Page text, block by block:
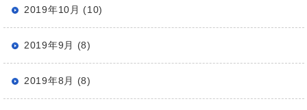
2019年10月 (10)
2019年9月 (8)
2019年8月 (8)